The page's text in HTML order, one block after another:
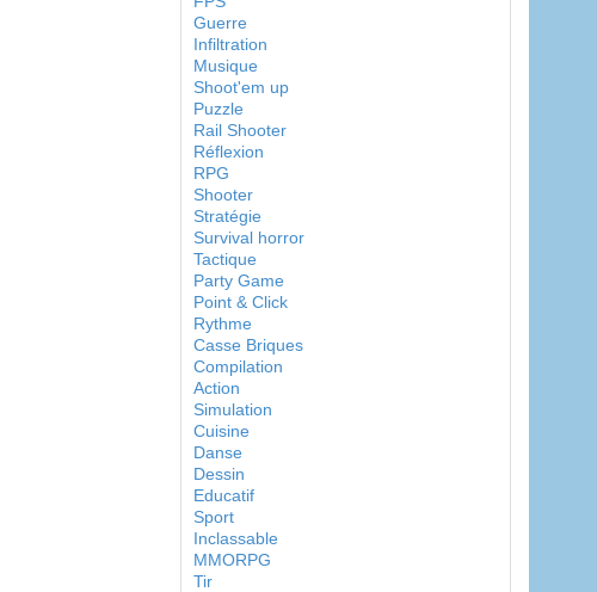
Guerre
Infiltration
Musique
Shoot'em up
Puzzle
Rail Shooter
Réflexion
RPG
Shooter
Stratégie
Survival horror
Tactique
Party Game
Point & Click
Rythme
Casse Briques
Compilation
Action
Simulation
Cuisine
Danse
Dessin
Educatif
Sport
Inclassable
MMORPG
Tir